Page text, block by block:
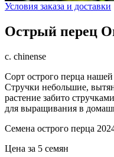
Условия заказа и доставки
Острый перец
c. chinense
Сорт острого перца
Стручки небольшие,
растение забито
для выращивания в
Семена острого перца
Цена за 5 семян